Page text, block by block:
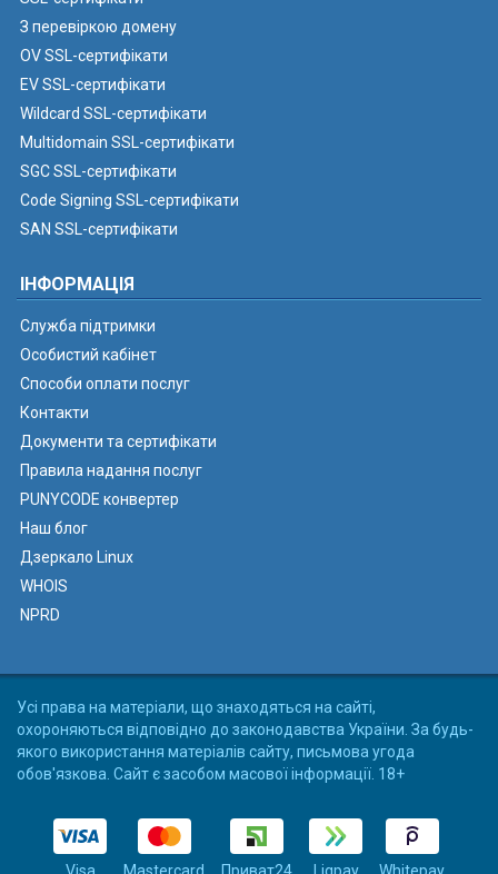
З перевіркою домену
OV SSL-сертифікати
EV SSL-сертифікати
Wildcard SSL-сертифікати
Multidomain SSL-сертифікати
SGC SSL-сертифікати
Code Signing SSL-сертифікати
SAN SSL-сертифікати
ІНФОРМАЦІЯ
Служба підтримки
Особистий кабінет
Способи оплати послуг
Контакти
Документи та сертифікати
Правила надання послуг
PUNYCODE конвертер
Наш блог
Дзеркало Linux
WHOIS
NPRD
Усі права на матеріали, що знаходяться на сайті,
охороняються відповідно до законодавства України. За будь-
якого використання матеріалів сайту, письмова угода
обов'язкова. Сайт є засобом масової інформації. 18+